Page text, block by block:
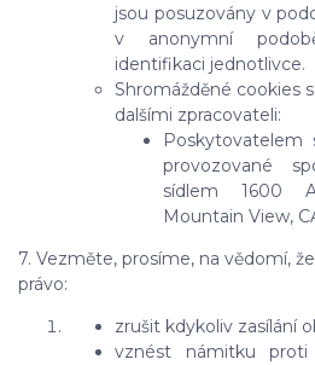
jsou posuzovány v
v anonymní
identifikaci jednotlivce.
Shromážděné cookies
dalšími zpracovateli:
Poskytovatelem
provozované
sídlem 1600
Mountain View,
7. Vezměte, prosíme, na vědomí,
právo:
zrušit kdykoliv zasílání
vznést námitku proti